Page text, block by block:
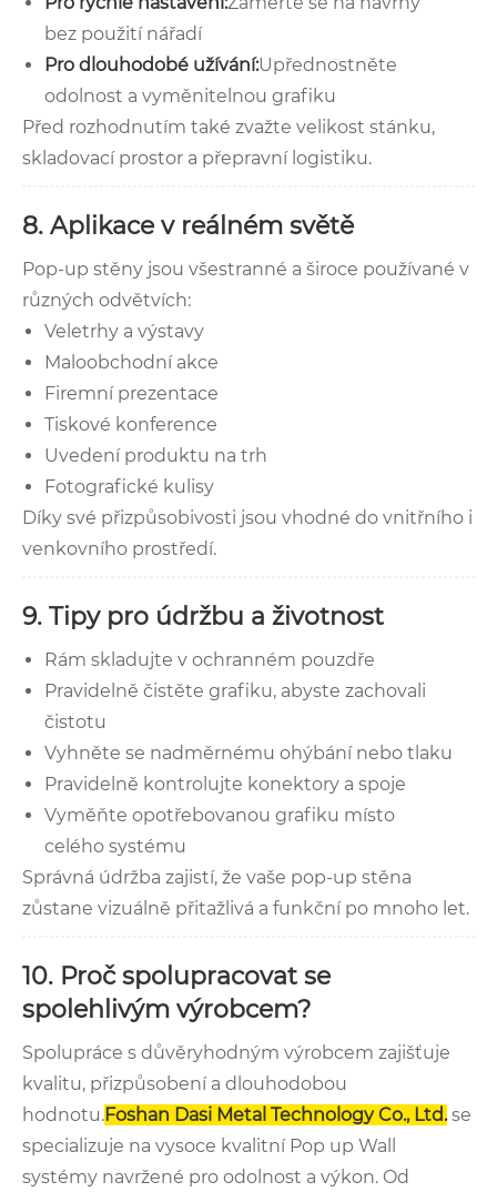
bez použití nářadí
Pro dlouhodobé užívání:Upřednostněte
odolnost a vyměnitelnou grafiku
Před rozhodnutím také zvažte velikost stánku,
skladovací prostor a přepravní logistiku.
8. Aplikace v reálném světě
Pop-up stěny jsou všestranné a široce používané v
různých odvětvích:
Veletrhy a výstavy
Maloobchodní akce
Firemní prezentace
Tiskové konference
Uvedení produktu na trh
Fotografické kulisy
Díky své přizpůsobivosti jsou vhodné do vnitřního i
venkovního prostředí.
9. Tipy pro údržbu a životnost
Rám skladujte v ochranném pouzdře
Pravidelně čistěte grafiku, abyste zachovali
čistotu
Vyhněte se nadměrnému ohýbání nebo tlaku
Pravidelně kontrolujte konektory a spoje
Vyměňte opotřebovanou grafiku místo
celého systému
Správná údržba zajistí, že vaše pop-up stěna
zůstane vizuálně přitažlivá a funkční po mnoho let.
10. Proč spolupracovat se
spolehlivým výrobcem?
Spolupráce s důvěryhodným výrobcem zajišťuje
kvalitu, přizpůsobení a dlouhodobou
hodnotu.Foshan Dasi Metal Technology Co., Ltd. se
specializuje na vysoce kvalitní Pop up Wall
systémy navržené pro odolnost a výkon. Od